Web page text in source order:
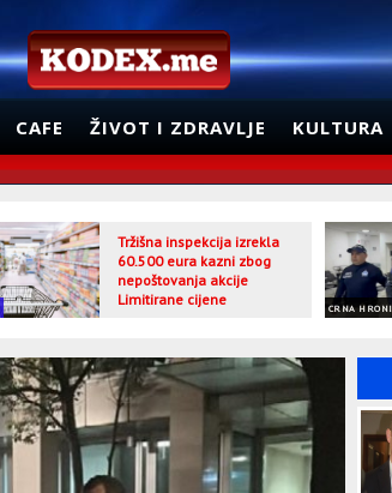
CAFE ŽIVOT I ZDRAVLJE KULTURA
Tržišna inspekcija izrekla
60.500 eura kazni zbog
nepoštovanja akcije
Limitirane cijene
CRNA